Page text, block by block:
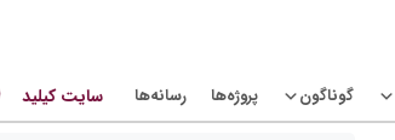
گوناگون پروژه‌ها رسانه‌ها سایت کیلید